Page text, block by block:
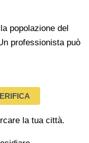
popolazione del
professionista può
la tua città.